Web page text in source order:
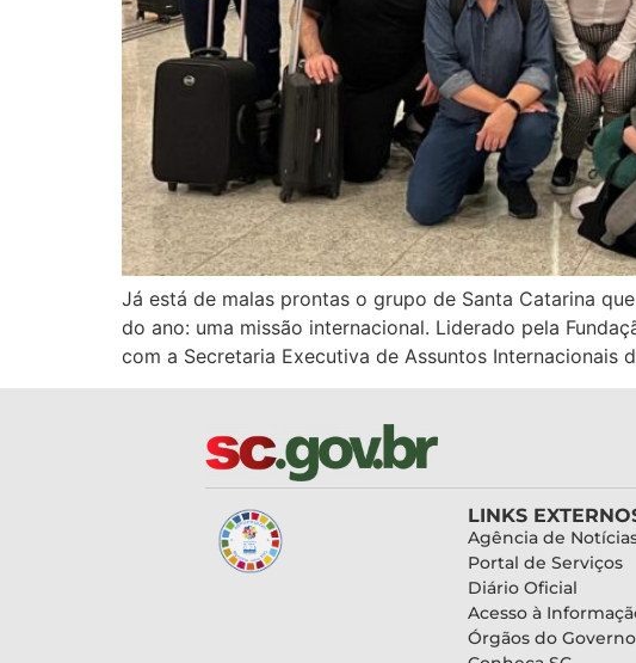
Já está de malas prontas o grupo de Santa Catarina
do ano: uma missão internacional. Liderado pela
com a Secretaria Executiva de Assuntos Internacionais
LINKS
Agência de
Portal de Serviços
Diário Oficial
Acesso à
Órgãos do Governo